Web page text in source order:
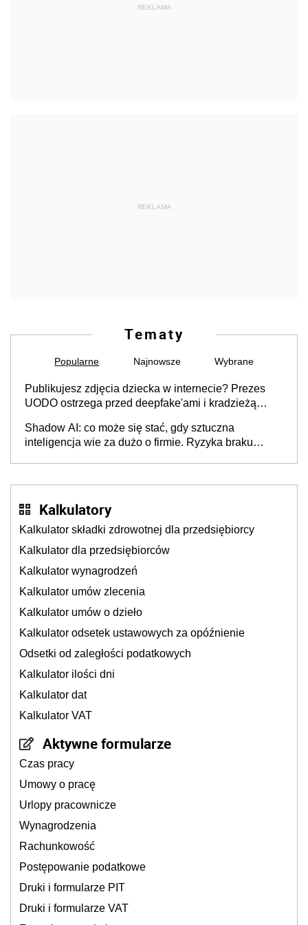
REKLAMA
REKLAMA
Tematy
Popularne Najnowsze Wybrane
Publikujesz zdjęcia dziecka w internecie? Prezes
UODO ostrzega przed deepfake'ami i kradzieżą
Shadow AI: co może się stać, gdy sztuczna
inteligencja wie za dużo o firmie. Ryzyka braku
Kalkulatory
Kalkulator składki zdrowotnej dla przedsiębiorcy
Kalkulator dla przedsiębiorców
Kalkulator wynagrodzeń
Kalkulator umów zlecenia
Kalkulator umów o dzieło
Kalkulator odsetek ustawowych za opóźnienie
Odsetki od zaległości podatkowych
Kalkulator ilości dni
Kalkulator dat
Kalkulator VAT
Aktywne formularze
Czas pracy
Umowy o pracę
Urlopy pracownicze
Wynagrodzenia
Rachunkowość
Postępowanie podatkowe
Druki i formularze PIT
Druki i formularze VAT